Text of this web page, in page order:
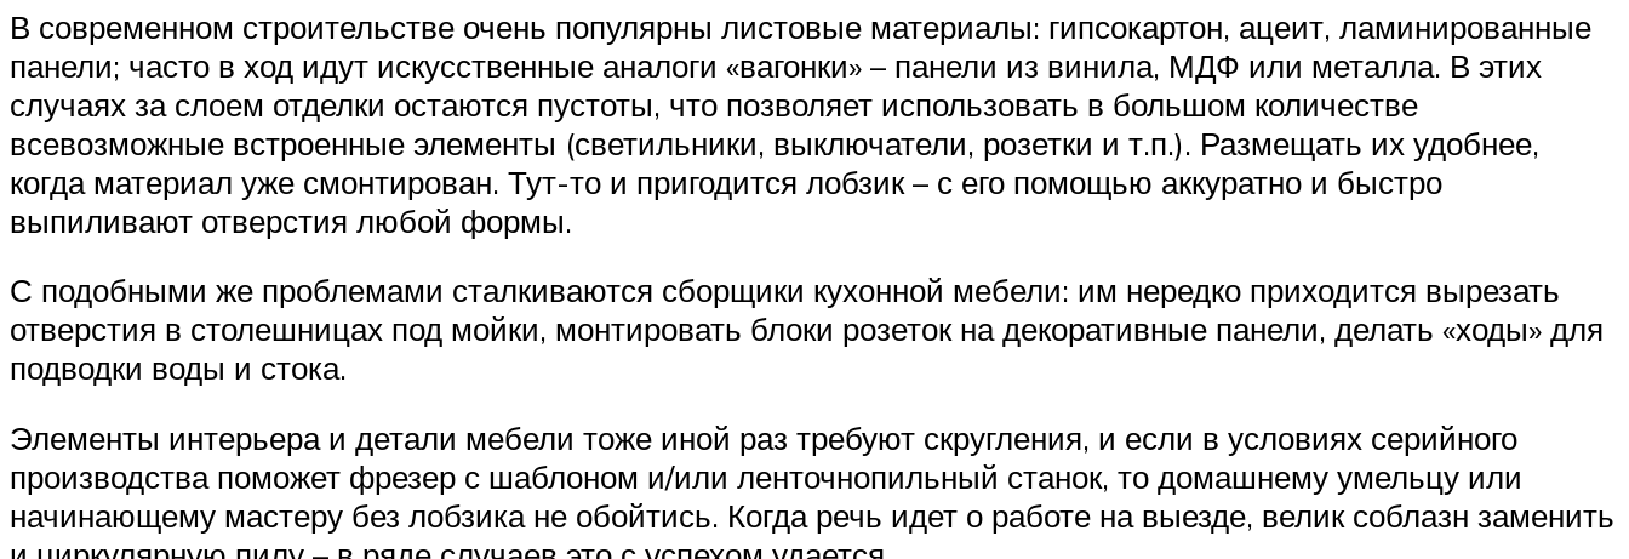
В современном строительстве очень популярны листовые материалы: гипсокартон, ацеит, ламинированные
панели; часто в ход идут искусственные аналоги «вагонки» – панели из винила, МДФ или металла. В этих
случаях за слоем отделки остаются пустоты, что позволяет использовать в большом количестве
всевозможные встроенные элементы (светильники, выключатели, розетки и т.п.). Размещать их удобнее,
когда материал уже смонтирован. Тут-то и пригодится лобзик – с его помощью аккуратно и быстро
выпиливают отверстия любой формы.
С подобными же проблемами сталкиваются сборщики кухонной мебели: им нередко приходится вырезать
отверстия в столешницах под мойки, монтировать блоки розеток на декоративные панели, делать «ходы» для
подводки воды и стока.
Элементы интерьера и детали мебели тоже иной раз требуют скругления, и если в условиях серийного
производства поможет фрезер с шаблоном и/или ленточнопильный станок, то домашнему умельцу или
начинающему мастеру без лобзика не обойтись. Когда речь идет о работе на выезде, велик соблазн заменить